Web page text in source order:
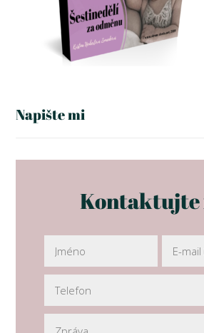
Napište mi
Kontaktujte